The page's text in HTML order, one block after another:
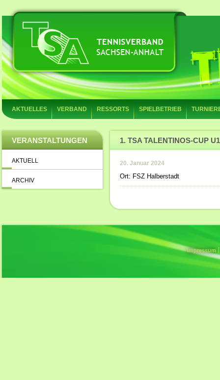
AKTUELLES VERBAND RESSORTS SPIELBETRIEB
VERANSTALTUNGEN
AKTUELL
ARCHIV
1. TSA TALENTINOS-CUP
20. Januar 2024
Ort: FSZ Halberstadt
Impressum